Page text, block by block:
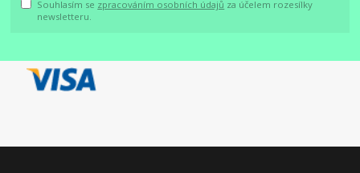
Souhlasím se zpracováním osobních údajů za účelem rozesílky
newsletteru.